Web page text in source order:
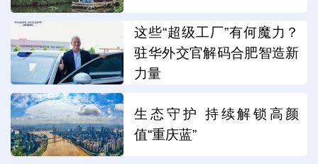
这些“超级工厂”有何魔力？
驻华外交官解码合肥智造新
力量
生态守护 持续解锁高颜
值“重庆蓝”